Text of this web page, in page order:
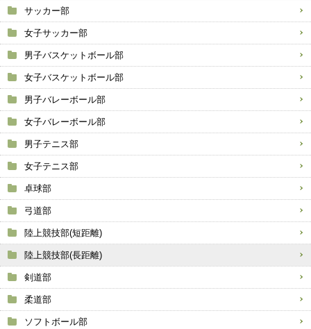
サッカー部
女子サッカー部
男子バスケットボール部
女子バスケットボール部
男子バレーボール部
女子バレーボール部
男子テニス部
女子テニス部
卓球部
弓道部
陸上競技部(短距離)
陸上競技部(長距離)
剣道部
柔道部
ソフトボール部